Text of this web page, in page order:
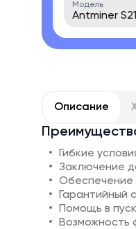
Модель
Antminer
Описание
Гибкие
Заключение
Обеспечение
Гарантийный
Помощь в
Возможность